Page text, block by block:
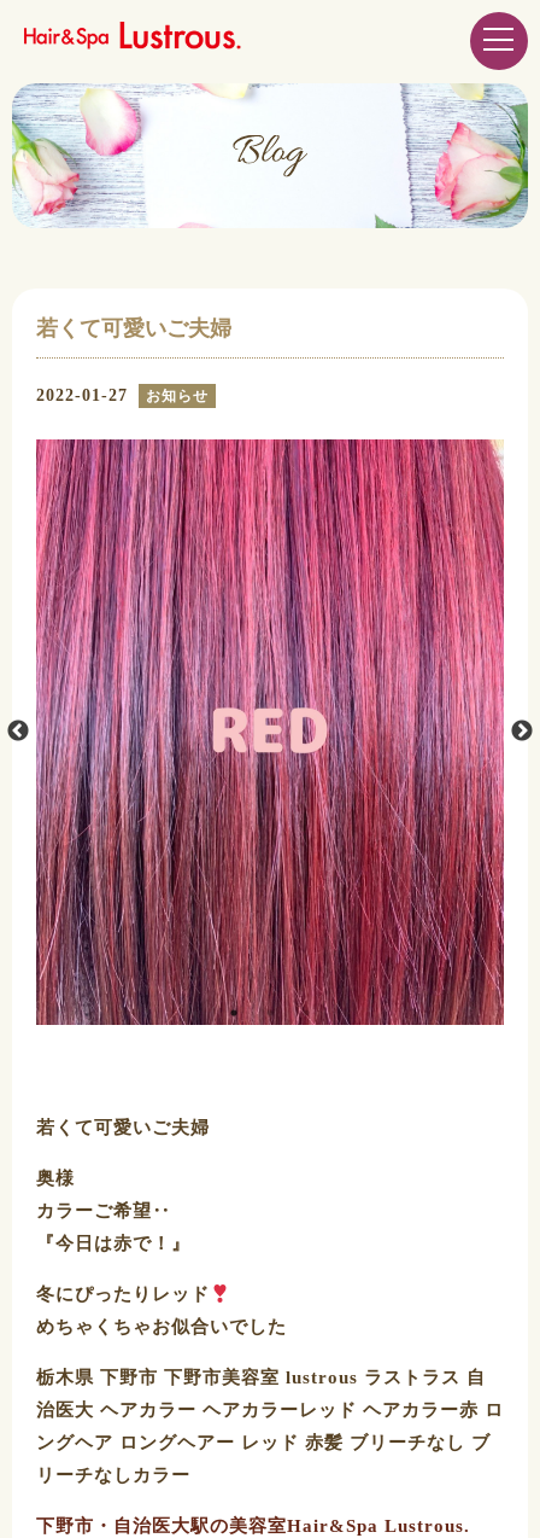
若くて可愛いご夫婦
2022-01-27 お知らせ
若くて可愛いご夫婦
奥様
カラーご希望‥
『今日は赤で！』
冬にぴったりレッド
めちゃくちゃお似合いでした️
栃木県 下野市 下野市美容室 lustrous ラストラス 自
治医大 ヘアカラー ヘアカラーレッド ヘアカラー赤 ロ
ングヘア ロングヘアー レッド 赤髪 ブリーチなし ブ
リーチなしカラー
下野市・自治医大駅の美容室Hair&Spa Lustrous.